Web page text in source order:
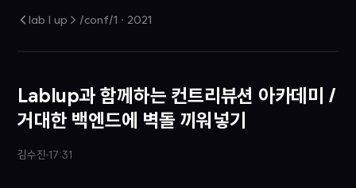
lab | up > /conf/1 · 2021
Lablup과 함께하는 컨트리뷰션 아카데미 /
거대한 백엔드에 벽돌 끼워넣기
김수진17:31